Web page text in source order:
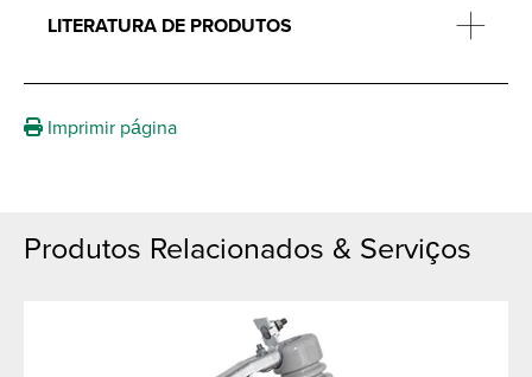
LITERATURA DE PRODUTOS
Imprimir página
Produtos Relacionados & Serviços